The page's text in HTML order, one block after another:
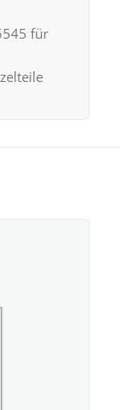
für